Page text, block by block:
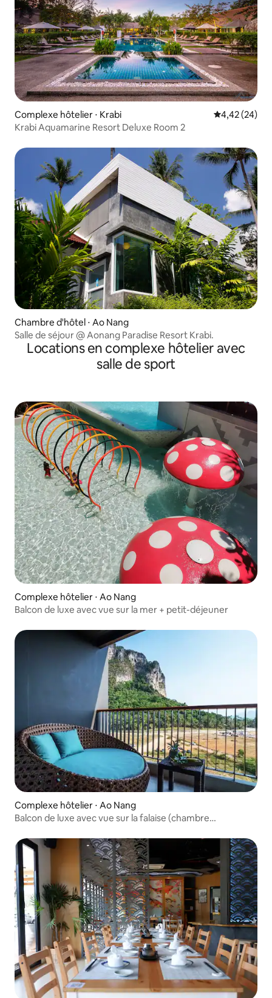
Complexe hôtelier ⋅ Krabi Évaluation
4,42 (24)
Krabi Aquamarine Resort Deluxe Room 2
Chambre d'hôtel ⋅ Ao Nang
Salle de séjour @ Aonang Paradise Resort Krabi.
Locations en complexe hôtelier avec
salle de sport
Complexe hôtelier ⋅ Ao Nang
Balcon de luxe avec vue sur la mer + petit-déjeuner
Complexe hôtelier ⋅ Ao Nang
Balcon de luxe avec vue sur la falaise (chambre